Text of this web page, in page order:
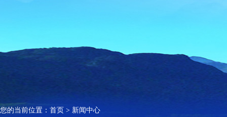
您的当前位置： 首页 > 新闻中心